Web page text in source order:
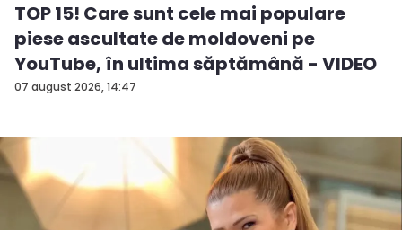
07 august 2026, 14:47
TOP 15! Care sunt cele mai populare
piese ascultate de moldoveni pe
YouTube, în ultima săptămână - VIDEO